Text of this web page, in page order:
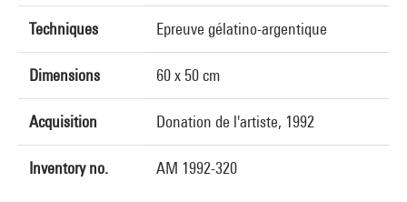
Techniques Epreuve gélatino-argentique
Dimensions 60 x 50 cm
Acquisition Donation de l'artiste, 1992
Inventory no. AM 1992-320